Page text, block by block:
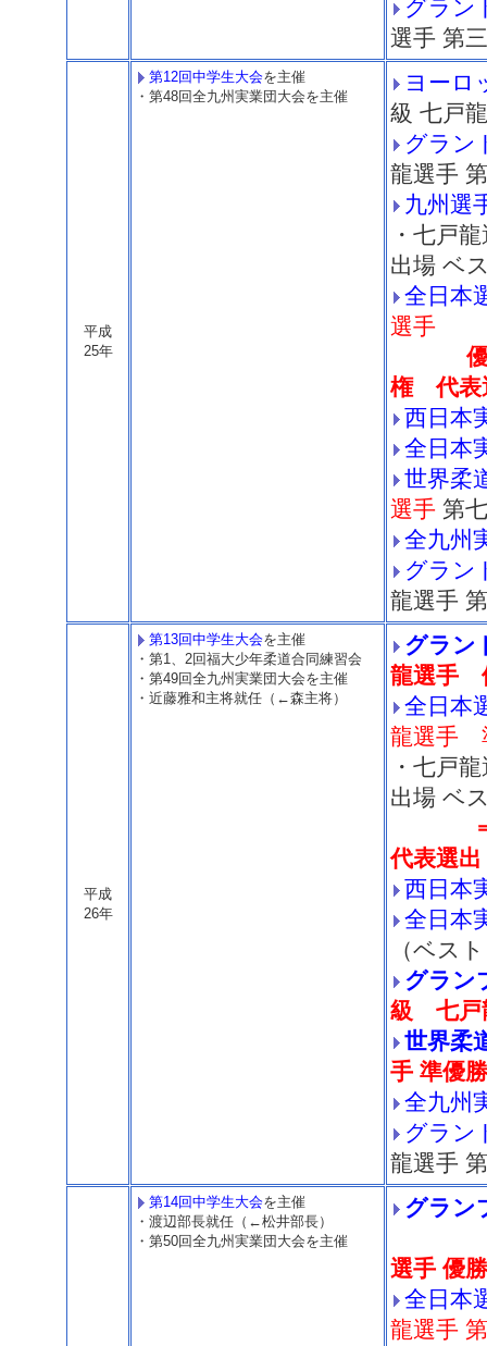
グラン
選手 第
平成
25年
第12回中学生大会を主催
・第48回全九州実業団大会を主催
ヨーロ
級 七戸
グラン
龍選手
九州選
・七戸
出場 ベ
全日
選手
権 代表
西日本
全日本
世界柔
選手 第
全九州
グラン
龍選手
平成
26年
第13回中学生大会を主催
・第1、2回福大少年柔道合同練習会
・第49回全九州実業団大会を主催
・近藤雅和主将就任（←森主将）
グラン
龍選手
全日本
龍選手
・七戸
出場 ベ
代表選出
西日本
全日本
（ベス
グラン
級 七戸
世界
手 準優
全九州
グラン
龍選手
第14回中学生大会を主催
・渡辺部長就任（←松井部長）
・第50回全九州実業団大会を主催
グラン
選手 優勝
全日本
龍選手